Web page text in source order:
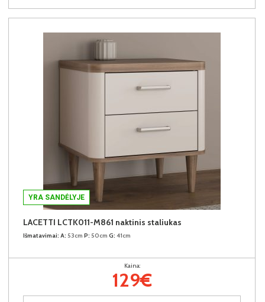
YRA SANDĖLYJE
LACETTI LCTK011-M861 naktinis staliukas
Išmatavimai: A: 53cm P: 50cm G: 41cm
Kaina:
129€